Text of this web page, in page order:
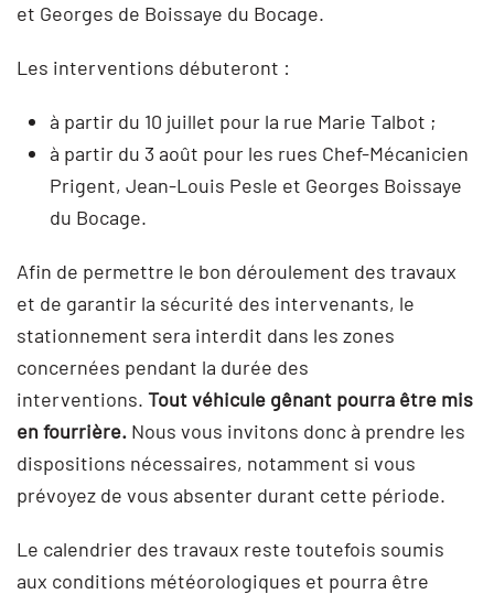
et Georges de Boissaye du Bocage.
Les interventions débuteront :
à partir du 10 juillet pour la rue Marie Talbot ;
à partir du 3 août pour les rues Chef-Mécanicien
Prigent, Jean-Louis Pesle et Georges Boissaye
du Bocage.
Afin de permettre le bon déroulement des travaux
et de garantir la sécurité des intervenants, le
stationnement sera interdit dans les zones
concernées pendant la durée des
interventions. Tout véhicule gênant pourra être mis
en fourrière. Nous vous invitons donc à prendre les
dispositions nécessaires, notamment si vous
prévoyez de vous absenter durant cette période.
Le calendrier des travaux reste toutefois soumis
aux conditions météorologiques et pourra être